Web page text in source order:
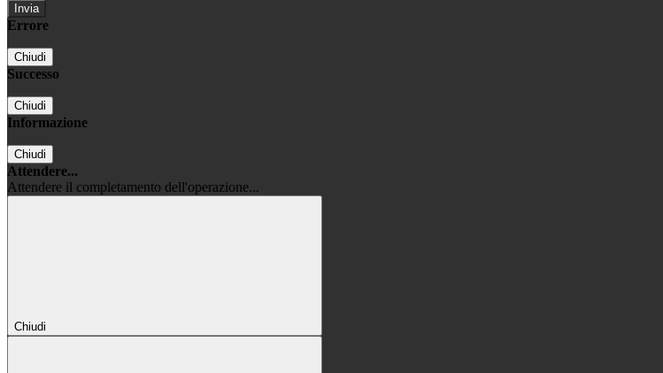
Errore
Chiudi
Successo
Chiudi
Informazione
Chiudi
Attendere...
Attendere il completamento dell'operazione...
Chiudi